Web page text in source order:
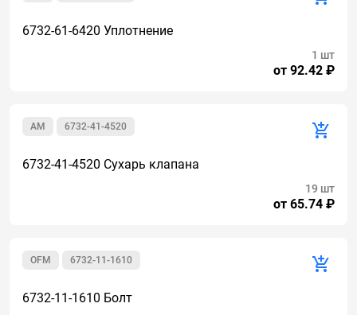
6732-61-6420 Уплотнение
от 92.42 ₽
1 шт
6732-41-4520
AM
6732-41-4520 Сухарь клапана
от 65.74 ₽
19 шт
6732-11-1610
OFM
6732-11-1610 Болт